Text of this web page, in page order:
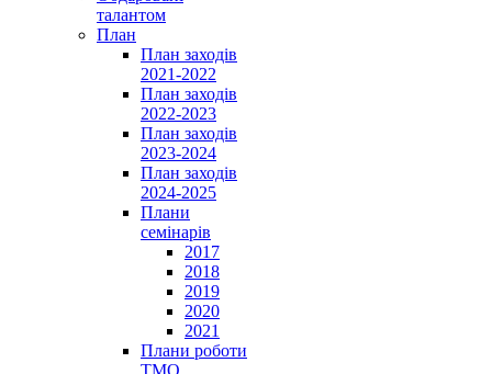
талантом
План
План заходів
2021-2022
План заходів
2022-2023
План заходів
2023-2024
План заходів
2024-2025
Плани
семінарів
2017
2018
2019
2020
2021
Плани роботи
ТМО